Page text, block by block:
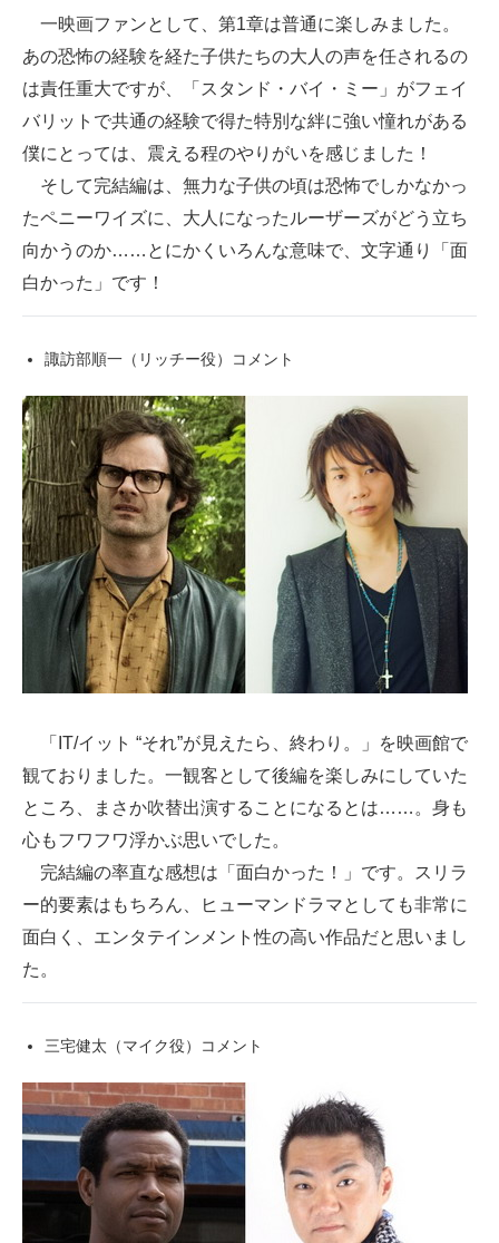
一映画ファンとして、第1章は普通に楽しみました。
あの恐怖の経験を経た子供たちの大人の声を任されるの
は責任重大ですが、「スタンド・バイ・ミー」がフェイ
バリットで共通の経験で得た特別な絆に強い憧れがある
僕にとっては、震える程のやりがいを感じました！
そして完結編は、無力な子供の頃は恐怖でしかなかっ
たペニーワイズに、大人になったルーザーズがどう立ち
向かうのか……とにかくいろんな意味で、文字通り「面
白かった」です！
諏訪部順一（リッチー役）コメント
「IT/イット “それ”が見えたら、終わり。」を映画館で
観ておりました。一観客として後編を楽しみにしていた
ところ、まさか吹替出演することになるとは……。身も
心もフワフワ浮かぶ思いでした。
完結編の率直な感想は「面白かった！」です。スリラ
ー的要素はもちろん、ヒューマンドラマとしても非常に
面白く、エンタテインメント性の高い作品だと思いまし
た。
三宅健太（マイク役）コメント